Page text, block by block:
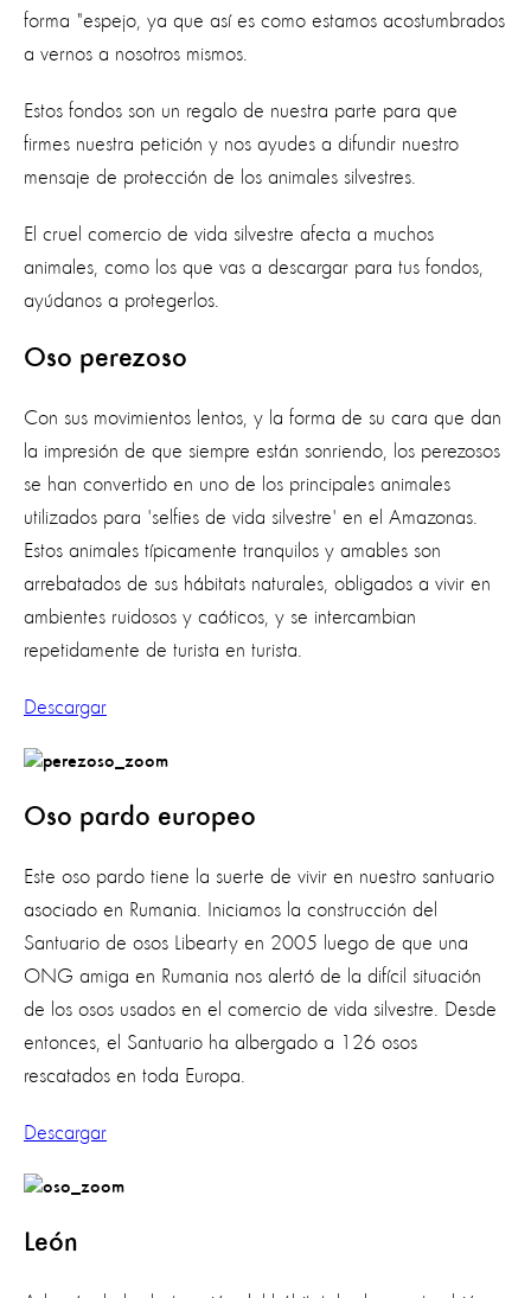
forma "espejo, ya que así es como estamos acostumbrados
a vernos a nosotros mismos.
Estos fondos son un regalo de nuestra parte para que
firmes nuestra petición y nos ayudes a difundir nuestro
mensaje de protección de los animales silvestres.
El cruel comercio de vida silvestre afecta a muchos
animales, como los que vas a descargar para tus fondos,
ayúdanos a protegerlos.
Oso perezoso
Con sus movimientos lentos, y la forma de su cara que dan
la impresión de que siempre están sonriendo, los perezosos
se han convertido en uno de los principales animales
utilizados para 'selfies de vida silvestre' en el Amazonas.
Estos animales típicamente tranquilos y amables son
arrebatados de sus hábitats naturales, obligados a vivir en
ambientes ruidosos y caóticos, y se intercambian
repetidamente de turista en turista.
Descargar
Oso pardo europeo
Este oso pardo tiene la suerte de vivir en nuestro santuario
asociado en Rumania. Iniciamos la construcción del
Santuario de osos Libearty en 2005 luego de que una
ONG amiga en Rumania nos alertó de la difícil situación
de los osos usados en el comercio de vida silvestre. Desde
entonces, el Santuario ha albergado a 126 osos
rescatados en toda Europa.
Descargar
León